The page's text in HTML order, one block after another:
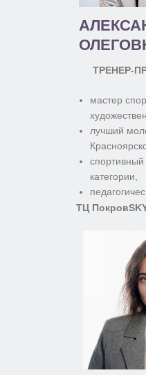
ТЦ
ТРЕНЕР-
мастер
лучший
спортивный
категории,